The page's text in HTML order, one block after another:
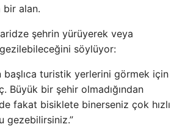
bir alan.
şehrin yürüyerek veya
söylüyor:
başlıca turistik yerlerini görmek için
Büyük bir şehir olmadığından
fakat bisiklete binerseniz çok hızlı
gezebilirsiniz.”